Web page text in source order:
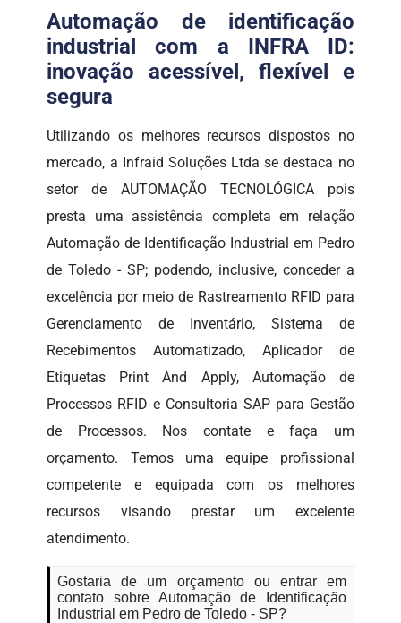
Automação de identificação
industrial com a INFRA ID:
inovação acessível, flexível e
segura
Utilizando os melhores recursos dispostos no
mercado, a Infraid Soluções Ltda se destaca no
setor de AUTOMAÇÃO TECNOLÓGICA pois
presta uma assistência completa em relação
Automação de Identificação Industrial em Pedro
de Toledo - SP; podendo, inclusive, conceder a
excelência por meio de Rastreamento RFID para
Gerenciamento de Inventário, Sistema de
Recebimentos Automatizado, Aplicador de
Etiquetas Print And Apply, Automação de
Processos RFID e Consultoria SAP para Gestão
de Processos. Nos contate e faça um
orçamento. Temos uma equipe profissional
competente e equipada com os melhores
recursos visando prestar um excelente
atendimento.
Gostaria de um orçamento ou entrar em
contato sobre Automação de Identificação
Industrial em Pedro de Toledo - SP?